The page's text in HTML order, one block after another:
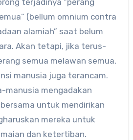
terjadinya “perang
(bellum omnium contra
alamiah” saat belum
Akan tetapi, jika terus-
semua melawan semua,
manusia juga terancam.
manusia mengadakan
untuk mendirikan
mereka untuk
dan ketertiban.